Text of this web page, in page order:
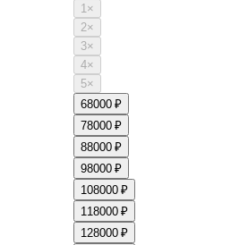
1×
2×
3×
4×
5×
68000 ₽
78000 ₽
88000 ₽
98000 ₽
108000 ₽
118000 ₽
128000 ₽